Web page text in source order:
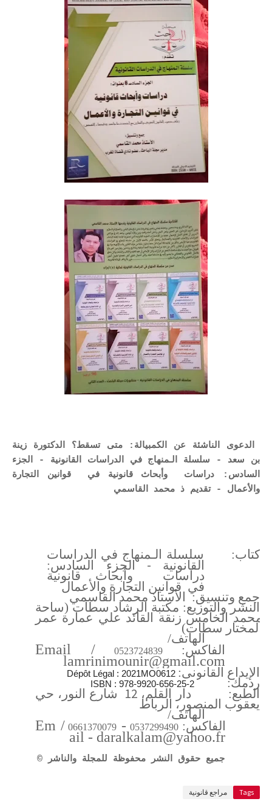
الدعوى الناشئة عن الكمبيالة: متى تسقط؟ الدكتورة زينة
بن سعد - سلسلة الـمنهاج في الدراسات القانونية - الجزء
السادس: دراسات وأبحاث قانونية في قوانين التجارة
والأعمال - تقديم ذ محمد القاسمي
سلسلة الـمنهاج في الدراسات
القانونية - الجزء السادس:
دراسات وأبحاث قانونية
في قوانين التجارة والأعمال
جمع وتنسيق: الأستاذ محمد القاسمي
النشر والتوزيع: مكتبة الرشاد سطات (ساحة
محمد الخامس زنقة القائد علي عمارة عمر
المختار سطات)
الهاتف/
الفاكس:0523724839
/
Email
lamrinimounir@gmail.com
الإيداع القانوني: Dépôt Légal : 2021MO0612
ردمك: ISBN : 978-9920-656-25-2
الطبع: دار القلم، 12 شارع النور، حي
يعقوب المنصور، الرباط
الهاتف/
الفاكس: 0537299490
-
0661370079
/
Em
ail - daralkalam@yahoo.fr
جميع حقوق النشر محفوظة للمجلة والناشر ©
Tags مراجع قانونية